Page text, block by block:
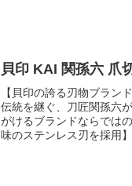
貝印 KAI 関孫六 爪
【貝印の誇る刃物ブラン
伝統を継ぐ、刀匠関孫六
がけるブランドならでは
味のステンレス刃を採用